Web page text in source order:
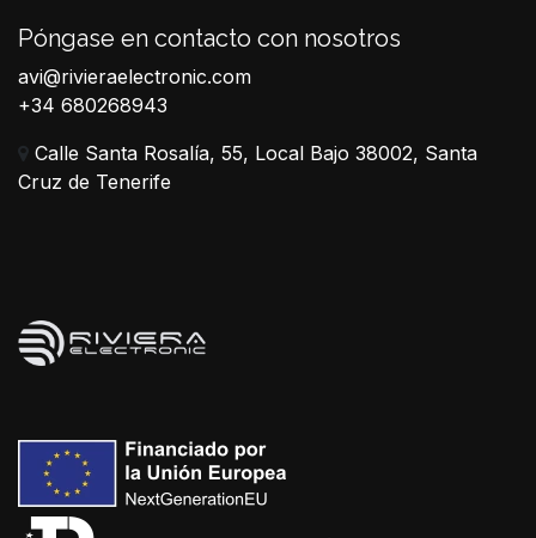
Póngase en contacto con nosotros
avi@rivieraelectronic.com
+34 680268943
Calle Santa Rosalía, 55, Local Bajo 38002, Santa
Cruz de Tenerife